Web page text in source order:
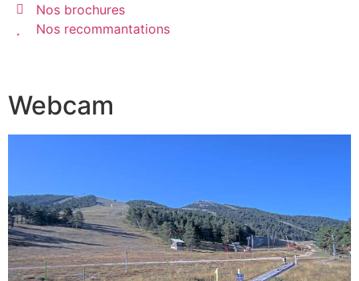
Nos brochures
Nos recommantations
Webcam